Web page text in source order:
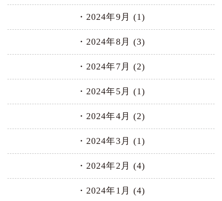
2024年9月 (1)
2024年8月 (3)
2024年7月 (2)
2024年5月 (1)
2024年4月 (2)
2024年3月 (1)
2024年2月 (4)
2024年1月 (4)